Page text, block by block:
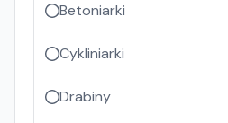
Betoniarki
Cykliniarki
Drabiny